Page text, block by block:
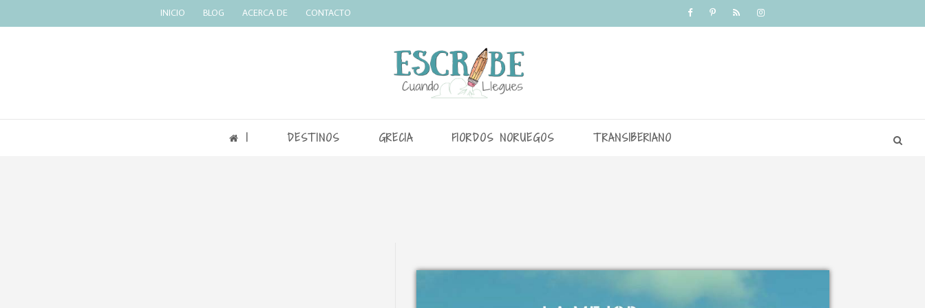
INICIO BLOG ACERCA DE CONTACTO
| DESTINOS GRECIA FIORDOS NORUEGOS TRANSIBERIANO